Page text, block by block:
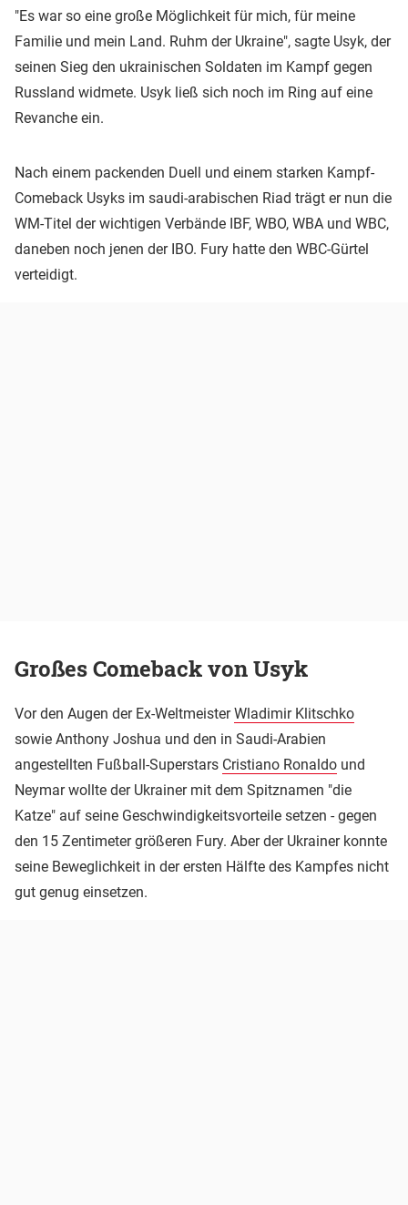
"Es war so eine große Möglichkeit für mich, für meine
Familie und mein Land. Ruhm der Ukraine", sagte Usyk, der
seinen Sieg den ukrainischen Soldaten im Kampf gegen
Russland widmete. Usyk ließ sich noch im Ring auf eine
Revanche ein.
Nach einem packenden Duell und einem starken Kampf-
Comeback Usyks im saudi-arabischen Riad trägt er nun die
WM-Titel der wichtigen Verbände IBF, WBO, WBA und WBC,
daneben noch jenen der IBO. Fury hatte den WBC-Gürtel
verteidigt.
Großes Comeback von Usyk
Vor den Augen der Ex-WeltmeisterWladimir Klitschko
sowie Anthony Joshua und den in Saudi-Arabien
angestellten Fußball-Superstars Cristiano Ronaldo und
Neymar wollte der Ukrainer mit dem Spitznamen "die
Katze" auf seine Geschwindigkeitsvorteile setzen - gegen
den 15 Zentimeter größeren Fury. Aber der Ukrainer konnte
seine Beweglichkeit in der ersten Hälfte des Kampfes nicht
gut genug einsetzen.